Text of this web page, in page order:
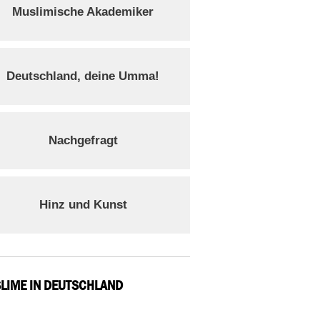
Muslimische Akademiker
Deutschland, deine Umma!
Nachgefragt
Hinz und Kunst
IN DEUTSCHLAND